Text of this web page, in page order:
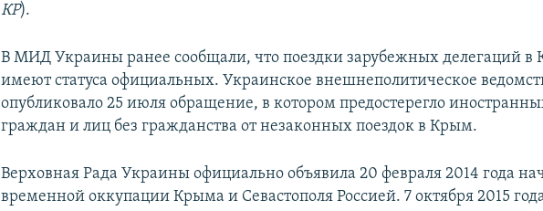
КР).
В МИД Украины ранее сообщали, что поездки зарубежных делегаций в
имеют статуса официальных. Украинское внешнеполитическое
опубликовало 25 июля обращение, в котором предостерегло
граждан и лиц без гражданства от незаконных поездок в Крым.
Верховная Рада Украины официально объявила 20 февраля 2014 года
временной оккупации Крыма и Севастополя Россией. 7 октября 2015